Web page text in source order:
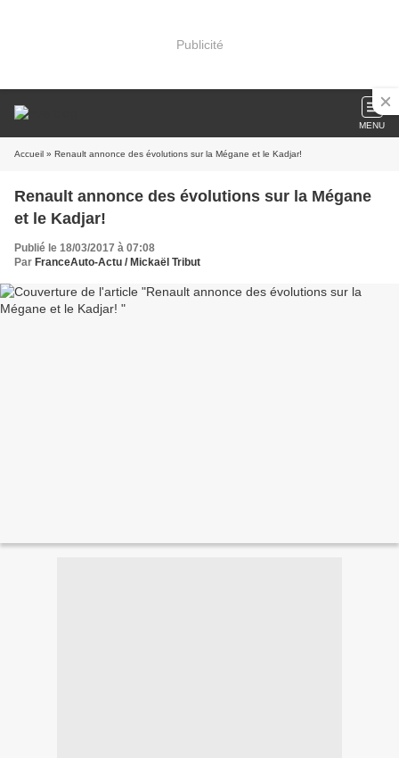
Publicité
MENU
Accueil » Renault annonce des évolutions sur la Mégane et le Kadjar!
Renault annonce des évolutions sur la Mégane
et le Kadjar!
Publié le 18/03/2017 à 07:08
Par FranceAuto-Actu / Mickaël Tribut